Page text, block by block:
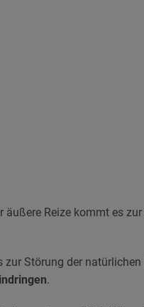
äußere Reize kommt es zur
Störung der
.